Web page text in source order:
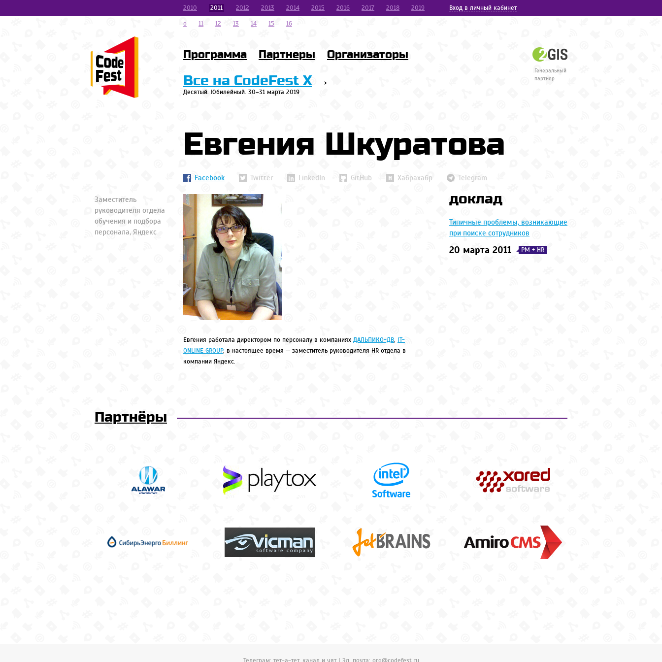
Вход в личный кабинет
2010 2011 2012 2013 2014 2015 2016 2017 2018
2019
o
11 12 13 14 15 16
Генеральный
партнёр
Программа Партнеры Организаторы
Все на CodeFest X→
Десятый. Юбилейный. 30–31 марта 2019
Евгения Шкуратова
Facebook Twitter LinkedIn GitHub Хабрахабр Telegram
Заместитель
руководителя отдела
обучения и подбора
персонала, Яндекс
доклад
Типичные проблемы, возникающие
при поиске сотрудников
20 марта 2011 PM + HR
Евгения работала директором по персоналу в компаниях ДАЛЬПИКО-ДВ, IT-
ONLINE GROUP, в настоящее время — заместитель руководителя HR отдела в
компании Яндекс.
Партнёры